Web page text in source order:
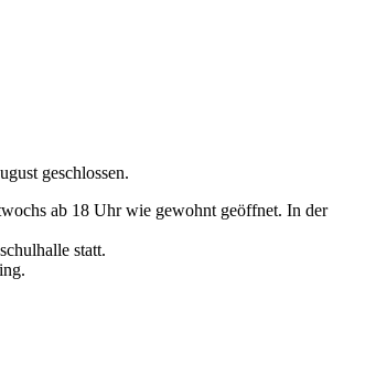
geschlossen.
ab 18 Uhr wie gewohnt geöffnet. In der
statt.